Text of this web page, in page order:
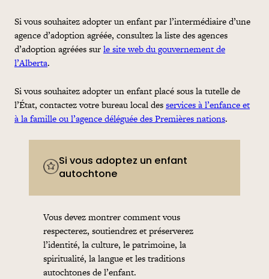
Si vous souhaitez adopter un enfant par l’intermédiaire d’une
agence d’adoption agréée, consultez la liste des agences
d’adoption agréées surle site web du gouvernement de
l’Alberta.
Si vous souhaitez adopter un enfant placé sous la tutelle de
l’État, contactez votre bureau local desservices à l’enfance et
à la famille ou l’agence déléguée des Premières nations.
Si vous adoptez un enfant
autochtone
Vous devez montrer comment vous
respecterez, soutiendrez et préserverez
l’identité, la culture, le patrimoine, la
spiritualité, la langue et les traditions
autochtones de l’enfant.